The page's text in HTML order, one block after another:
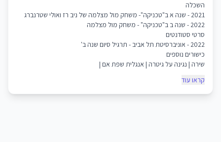
השכלה
2021 - שנה א ב"טכניקה"- משחק מול מצלמה של ניב רז ואולי שטרנברג
2022 - שנה ב ב"טכניקה" - משחק מול מצלמה
סרטי סטודנטים
2022 - אוניברסיטת תל אביב - תרגיל סיום שנה ב'
כישורים נוספים
שירה | נגינה על גיטרה | אנגלית שפת אם |
קראו עוד